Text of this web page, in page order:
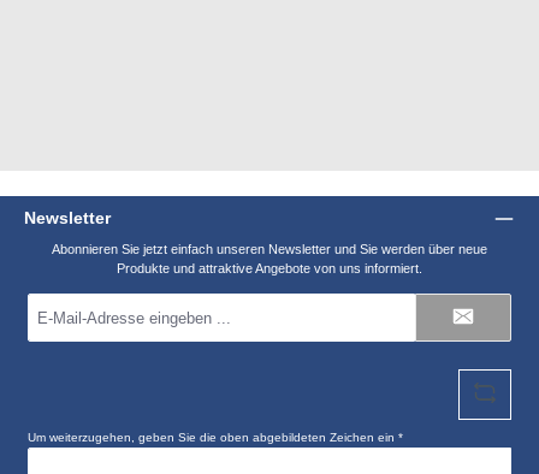
Newsletter
Abonnieren Sie jetzt einfach unseren Newsletter und Sie werden über neue
Produkte und attraktive Angebote von uns informiert.
Mail-
Um weiterzugehen, geben Sie die oben abgebildeten Zeichen ein*